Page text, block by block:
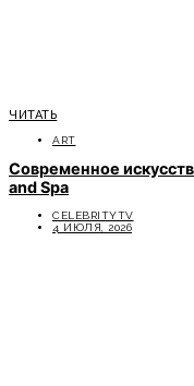
ЧИТАТЬ
ART
Современное
and Spa
CELEBRITYTV
4 ИЮЛЯ, 2026